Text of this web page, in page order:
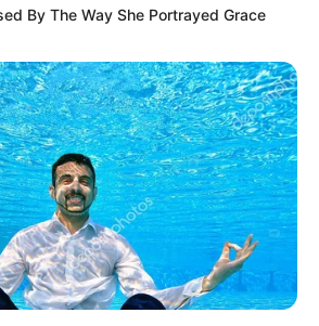
Adicional
os casos em que os gestores
Financeiro Adicional, por conta
a pressão dos agentes comunitários de
às endemias, nenhuma gestão
previsto em Lei Federal, decretos e
brecha na Lei, na verdade, não passa
By The Way She Portrayed Grace